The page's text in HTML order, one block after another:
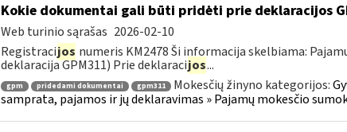
Kokie dokumentai gali būti pridėti prie deklaracijos
Web turinio sąrašas 2026-02-10
Registracijos numeris KM2478 Ši informacija skelbiama:
deklaracija GPM311) Prie deklaracijos...
gpm pridedami dokumentai gpm311 Mokesčių žinyno kategorijos:
samprata, pajamos ir jų deklaravimas » Pajamų mokesčio